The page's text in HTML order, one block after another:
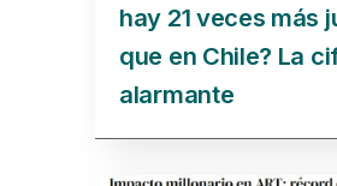
hay 21 veces más
que en Chile? La
alarmante